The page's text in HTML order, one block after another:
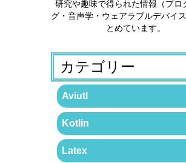
研究や趣味で得られた情報（プロ
グ・音声学・ウェアラブルデバイ
とめています。
カテゴリー
Aviutl
Kotlin
Latex